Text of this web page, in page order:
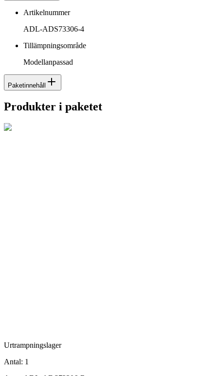
Artikelnummer
ADL-ADS73306-4
Tillämpningsområde
Modellanpassad
Paketinnehåll
Produkter i paketet
Urtrampningslager
Antal: 1